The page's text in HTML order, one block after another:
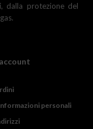
dalla protezione del
personali